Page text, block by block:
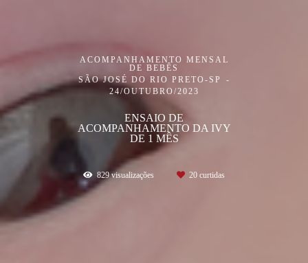
ACOMPANHAMENTO MENSAL
DE BEBÊS
SÃO JOSÉ DO RIO PRETO-SP
24/OUTUBRO/2023
ENSAIO DE
ACOMPANHAMENTO DA IVY
DE 1 MÊS
829visualizações 20 curtidas